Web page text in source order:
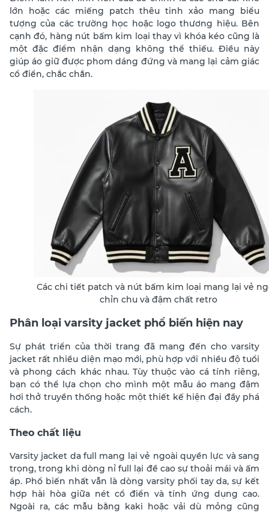
lớn hoặc các miếng patch thêu tinh xảo mang biểu
tượng của các trường học hoặc logo thương hiệu. Bên
cạnh đó, hàng nút bấm kim loại thay vì khóa kéo cũng là
một đặc điểm nhận dạng không thể thiếu. Điều này
giúp áo giữ được phom dáng đứng và mang lại cảm giác
cổ điển, chắc chắn.
Các chi tiết patch và nút bấm kim loại mang lại vẻ
chỉn chu và đậm chất retro
Phân loại varsity jacket phổ biến hiện nay
Sự phát triển của thời trang đã mang đến cho varsity
jacket rất nhiều diện mạo mới, phù hợp với nhiều độ tuổi
và phong cách khác nhau. Tùy thuộc vào cá tính riêng,
bạn có thể lựa chọn cho mình một mẫu áo mang đậm
hơi thở truyền thống hoặc một thiết kế hiện đại đầy phá
cách.
Theo chất liệu
Varsity jacket da full mang lại vẻ ngoài quyền lực và sang
trọng, trong khi dòng nỉ full lại đề cao sự thoải mái và ấm
áp. Phổ biến nhất vẫn là dòng varsity phối tay da, sự kết
hợp hài hòa giữa nét cổ điển và tính ứng dụng cao.
Ngoài ra, các mẫu bằng kaki hoặc vải dù mỏng cũng